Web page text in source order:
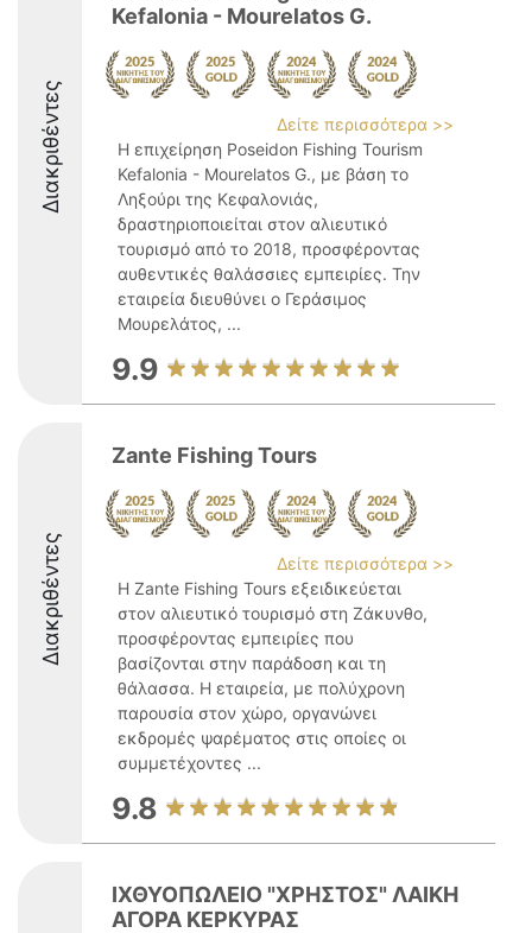
Διακριθέντες
Kefalonia - Mourelatos G.
Δείτε περισσότερα >>
Η επιχείρηση Poseidon Fishing Tourism
Kefalonia - Mourelatos G., με βάση το
Ληξούρι της Κεφαλονιάς,
δραστηριοποιείται στον αλιευτικό
τουρισμό από το 2018, προσφέροντας
αυθεντικές θαλάσσιες εμπειρίες. Την
εταιρεία διευθύνει ο Γεράσιμος
Μουρελάτος, ...
9.9
Διακριθέντες
Zante Fishing Tours
Δείτε περισσότερα >>
Η Zante Fishing Tours εξειδικεύεται
στον αλιευτικό τουρισμό στη Ζάκυνθο,
προσφέροντας εμπειρίες που
βασίζονται στην παράδοση και τη
θάλασσα. Η εταιρεία, με πολύχρονη
παρουσία στον χώρο, οργανώνει
εκδρομές ψαρέματος στις οποίες οι
συμμετέχοντες ...
9.8
ΙΧΘΥΟΠΩΛΕΙΟ "ΧΡΗΣΤΟΣ" ΛΑΙΚΗ
ΑΓΟΡΑ ΚΕΡΚΥΡΑΣ